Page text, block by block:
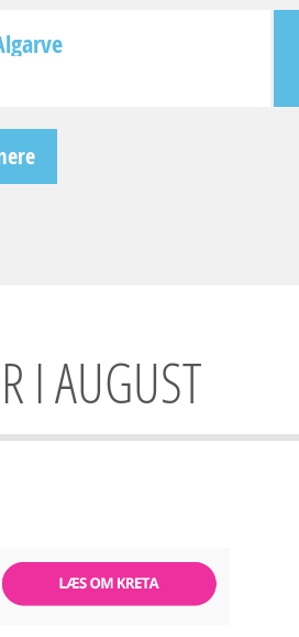
I AUGUST